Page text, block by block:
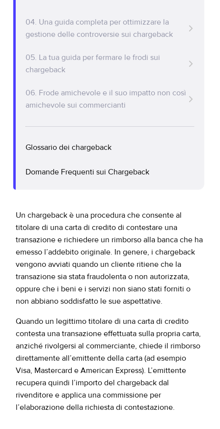
Events
Tipi e cause di chargeback
In che modo i chargeback condizionano gli
Strategie di gestione dei chargeback
chargeback
04. Una guida completa per ottimizzare la
gestione delle controversie sui chargeback
05. La tua guida per fermare le frodi sui
chargeback
06. Frode amichevole e il suo impatto non così
amichevole sui commercianti
Glossario dei chargeback
Domande Frequenti sui Chargeback
Un chargeback è una procedura che consente al
titolare di una carta di credito di contestare una
transazione e richiedere un rimborso alla banca che ha
emesso l’addebito originale. In genere, i chargeback
vengono avviati quando un cliente ritiene che la
transazione sia stata fraudolenta o non autorizzata,
oppure che i beni e i servizi non siano stati forniti o
non abbiano soddisfatto le sue aspettative.
Quando un legittimo titolare di una carta di credito
contesta una transazione effettuata sulla propria carta,
anziché rivolgersi al commerciante, chiede il rimborso
direttamente all’emittente della carta (ad esempio
Visa, Mastercard e American Express). L’emittente
recupera quindi l’importo del chargeback dal
rivenditore e applica una commissione per
l’elaborazione della richiesta di contestazione.